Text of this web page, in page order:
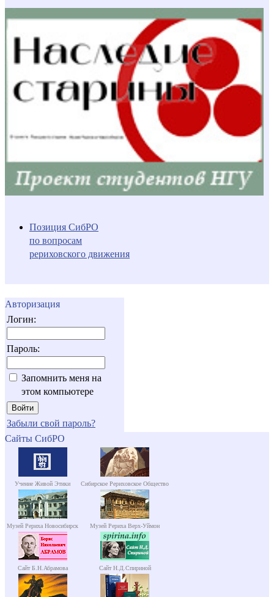
Позиция СибРО
по вопросам
рериховского движения
Авторизация
Логин:
Пароль:
Запомнить меня на
этом компьютере
Забыли свой пароль?
Сайты СибРО
Учение Живой Этики Сибирское Рериховское Общество
Музей Рериха Новосибирск Музей Рериха Верх-Уймон
Сайт Б.Н.Абрамова Сайт Н.Д.Спириной